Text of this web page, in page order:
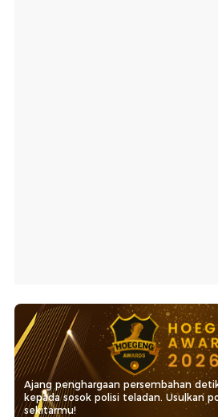
Ajang penghargaan persembahan
kepada sosok polisi teladan. Usulkan
sekitarmu!